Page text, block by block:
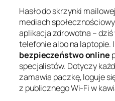
Hasło do skrzynki
mediach
aplikacja zdrowotna –
telefonie albo na laptopie.
bezpieczeństwo online
specjalistów. Dotyczy
zamawia paczkę, loguje
z publicznego Wi-Fi w